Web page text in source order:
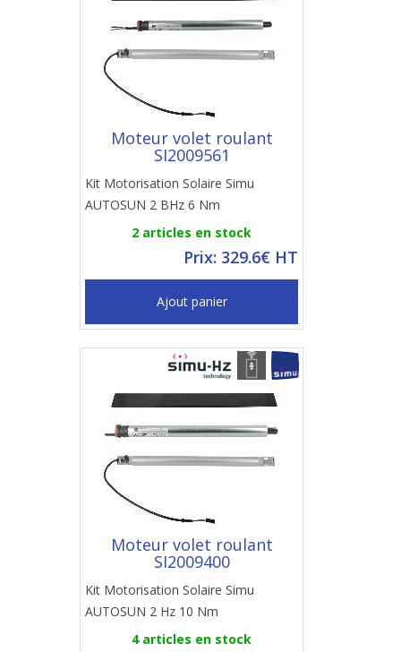
Moteur volet roulant
SI2009561
Kit Motorisation Solaire Simu
AUTOSUN 2 BHz 6 Nm
2 articles en stock
Prix: 329.6€ HT
Ajout panier
Moteur volet roulant
SI2009400
Kit Motorisation Solaire Simu
AUTOSUN 2 Hz 10 Nm
4 articles en stock